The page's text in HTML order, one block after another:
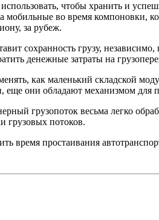
чтобы хранить и
во время компоновки,
за рубеж.
сохранность грузу,
денежные затраты на
как маленький складской
они обладают механизмом для
грузопоток весьма легко
грузовых потоков.
время простаивания